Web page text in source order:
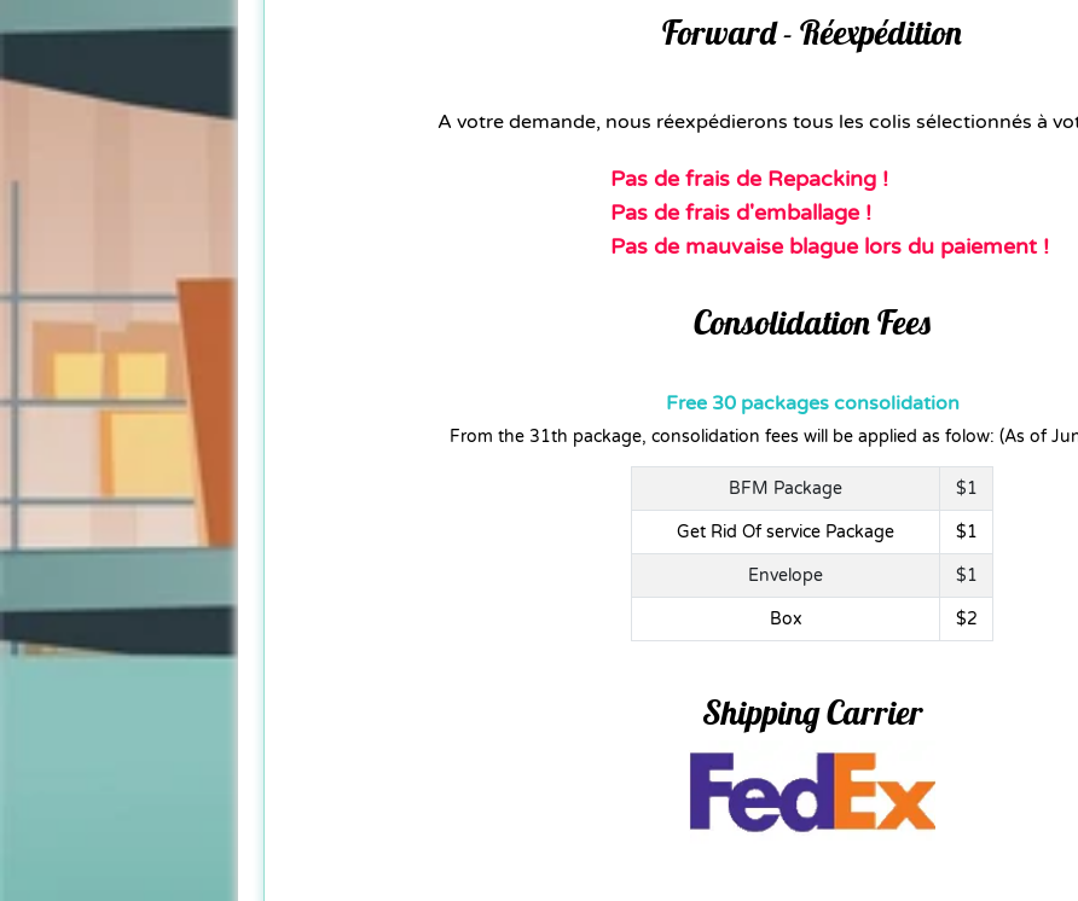
Forward - Réexpédition
A votre demande, nous réexpédierons tous les colis sélectionnés à
Pas de frais de Repacking !
Pas de frais d'emballage !
Pas de mauvaise blague lors du paiement !
Consolidation Fees
Free 30 packages consolidation
From the 31th package, consolidation fees will be applied as folow: (As of
BFM Package $1
Get Rid Of service Package $1
Envelope $1
Box $2
Shipping Carrier